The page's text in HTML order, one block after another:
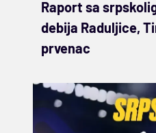
Raport sa
debija Raduljice,
prvenac